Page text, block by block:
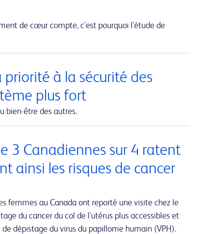
de cœur compte, c'est pourquoi l'étude de
à la sécurité des
plus fort
bien-être des autres.
3 Canadiennes sur 4 ratent
ainsi les risques de cancer
femmes au Canada ont reporté une visite chez le
du cancer du col de l'utérus plus accessibles et
dépistage du virus du papillome humain (VPH).